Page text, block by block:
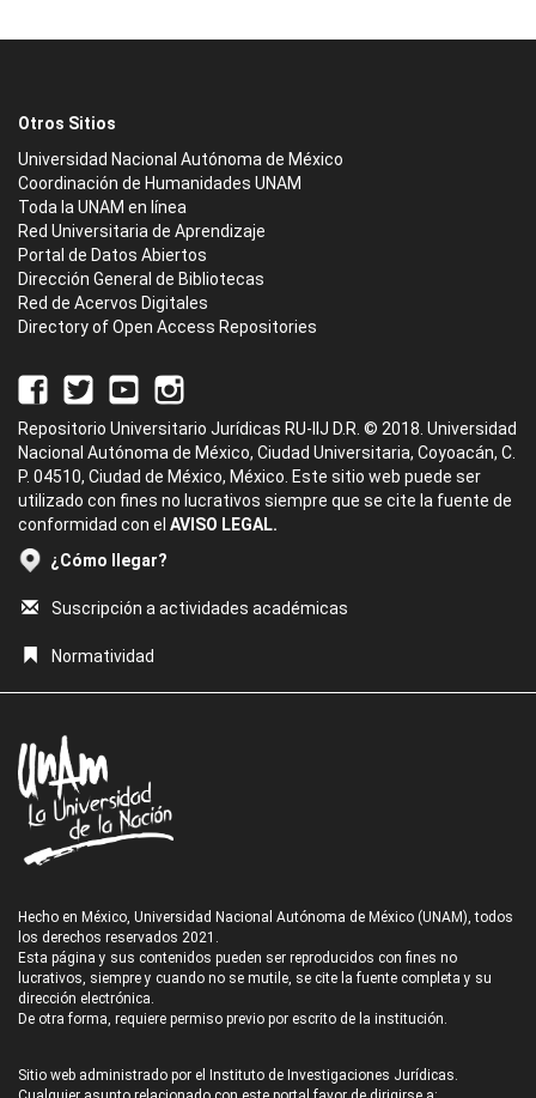
Otros Sitios
Universidad Nacional Autónoma de México
Coordinación de Humanidades UNAM
Toda la UNAM en línea
Red Universitaria de Aprendizaje
Portal de Datos Abiertos
Dirección General de Bibliotecas
Red de Acervos Digitales
Directory of Open Access Repositories
Repositorio Universitario Jurídicas RU-IIJ D.R. © 2018. Universidad
Nacional Autónoma de México, Ciudad Universitaria, Coyoacán, C.
P. 04510, Ciudad de México, México. Este sitio web puede ser
utilizado con fines no lucrativos siempre que se cite la fuente de
conformidad con el AVISO LEGAL.
¿Cómo llegar?
Suscripción a actividades académicas
Normatividad
Hecho en México, Universidad Nacional Autónoma de México (UNAM), todos
los derechos reservados 2021.
Esta página y sus contenidos pueden ser reproducidos con fines no
lucrativos, siempre y cuando no se mutile, se cite la fuente completa y su
dirección electrónica.
De otra forma, requiere permiso previo por escrito de la institución.
Sitio web administrado por el Instituto de Investigaciones Jurídicas.